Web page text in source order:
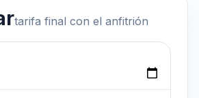
tarifa final con el anfitrión